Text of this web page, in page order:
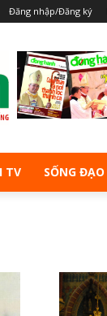
Đăng nhập/Đăng ký
TV SỐNG ĐẠO